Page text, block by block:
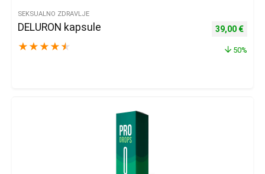
SEKSUALNO ZDRAVLJE
DELURON kapsule
★ ★ ★ ★ ★
Izvorna
39,00 €
50%